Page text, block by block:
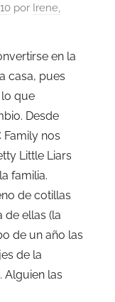
por Irene,
en la
casa, pues
que
Desde
Family nos
Little Liars
familia.
de cotillas
de ellas (la
de un año las
de la
Alguien las